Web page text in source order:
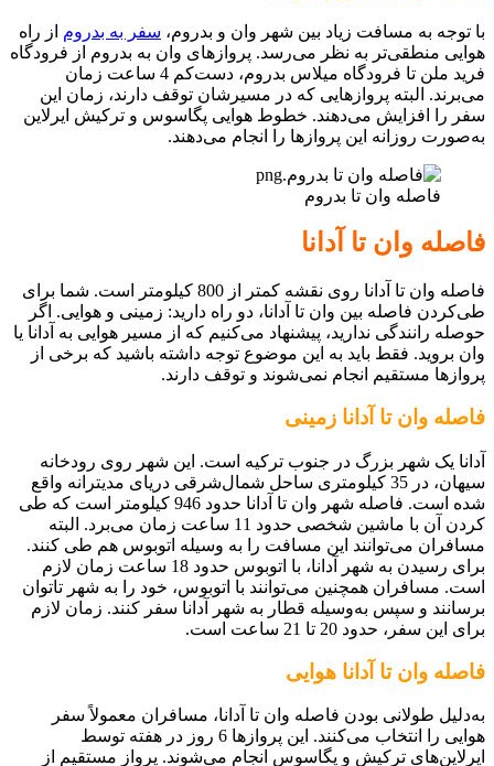
با توجه به مسافت زیاد بین شهر وان و بدروم، سفر به بدروم از راه
هوایی منطقی‌تر به نظر می‌رسد. پروازهای وان به بدروم از فرودگاه
فرید ملن تا فرودگاه میلاس بدروم، دست‌کم 4 ساعت زمان
می‌برند. البته پروازهایی که در مسیرشان توقف دارند، زمان این
سفر را افزایش می‌دهند. خطوط هوایی پگاسوس و ترکیش ایرلاین
به‌صورت روزانه این پروازها را انجام می‌دهند.
فاصله وان تا بدروم
فاصله وان تا آدانا
فاصله وان تا آدانا روی نقشه کمتر از 800 کیلومتر است. شما برای
طی‌کردن فاصله بین وان تا آدانا، دو راه دارید: زمینی و هوایی. اگر
حوصله رانندگی ندارید، پیشنهاد می‌کنیم که از مسیر هوایی به آدانا یا
وان بروید. فقط باید به این موضوع توجه داشته باشید که برخی از
پروازها مستقیم انجام نمی‌شوند و توقف دارند.
فاصله وان تا آدانا زمینی
آدانا یک شهر بزرگ در جنوب ترکیه است. این شهر روی رودخانه
سیهان، در 35 کیلومتری ساحل شمال‌شرقی دریای مدیترانه واقع
شده است. فاصله شهر وان تا آدانا حدود 946 کیلومتر است که طی
کردن آن با ماشین شخصی حدود 11 ساعت زمان می‌برد. البته
مسافران می‌توانند این مسافت را به وسیله اتوبوس هم طی کنند.
برای رسیدن به شهر آدانا، با اتوبوس حدود 18 ساعت زمان لازم
است. مسافران همچنین می‌توانند با اتوبوس، خود را به شهر تاتوان
برسانند و سپس به‌وسیله قطار به شهر آدانا سفر کنند. زمان لازم
برای این سفر، حدود 20 تا 21 ساعت است.
فاصله وان تا آدانا هوایی
به‌دلیل طولانی بودن فاصله وان تا آدانا، مسافران معمولاً سفر
هوایی را انتخاب می‌کنند. این پروازها 6 روز در هفته توسط
ایرلاین‌‎های ترکیش و پگاسوس انجام می‌شوند. پرواز مستقیم از